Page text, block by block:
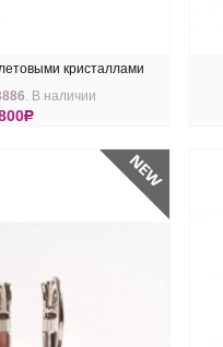
кристаллами
. В наличии
R